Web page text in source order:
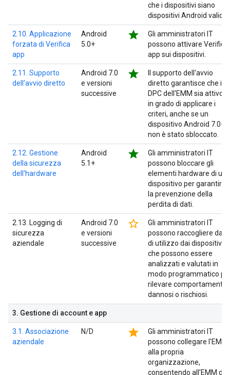
che i dispositivi siano
dispositivi Android validi.
2.10. Applicazione
forzata di Verifica
app
Android
5.0+
star
Gli amministratori IT
possono attivare Verifica
app sui dispositivi.
2.11. Supporto
dell'avvio diretto
Android 7.0
e versioni
successive
star
Il supporto dell'avvio
diretto garantisce che il
DPC dell'EMM sia attivo e
in grado di applicare i
criteri, anche se un
dispositivo Android 7.0+
non è stato sbloccato.
2.12. Gestione
della sicurezza
dell'hardware
Android
5.1+
star
Gli amministratori IT
possono bloccare gli
elementi hardware di un
dispositivo per garantire
la prevenzione della
perdita di dati.
2.13. Logging di
sicurezza
aziendale
Android 7.0
e versioni
successive
star_border
Gli amministratori IT
possono raccogliere dati
di utilizzo dai dispositivi
che possono essere
analizzati e valutati in
modo programmatico
rilevare comportamenti
dannosi o rischiosi.
3. Gestione di account e app
3.1. Associazione
aziendale
N/D star
Gli amministratori IT
possono collegare l'EMM
alla propria
organizzazione,
consentendo all'EMM di